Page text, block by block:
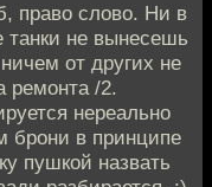
право слово. Ни в
танки не вынесешь
от других не
ремонта /2.
нереально
брони в принципе
пушкой назвать